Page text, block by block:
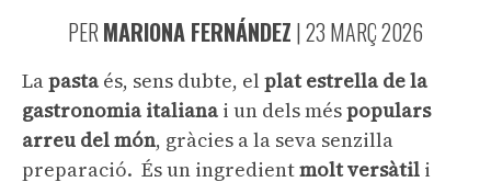
PERMARIONA FERNÁNDEZ |23 MARÇ 2026
Lapasta és, sens dubte, el plat estrella de la
gastronomia italiana i un dels méspopulars
arreu del món, gràcies a la seva senzilla
preparació. És un ingredientmolt versàtil i